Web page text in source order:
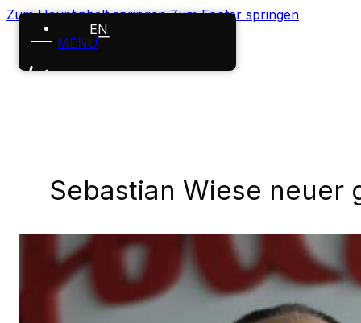
Zum Hauptinhalt springen Zum Footer springen
MENÜ
EN
Karriere
News
Sebastian Wiese